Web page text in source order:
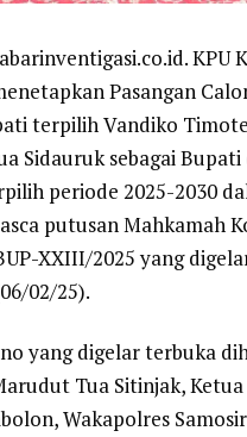
KPU
Pasangan
terpilih Vandiko
Sidauruk sebagai
periode 2025-2030
putusan Mahkamah
XXIII/2025 yang
02/25).
yang digelar terbuka
Tua Sitinjak, Ketua
Wakapolres